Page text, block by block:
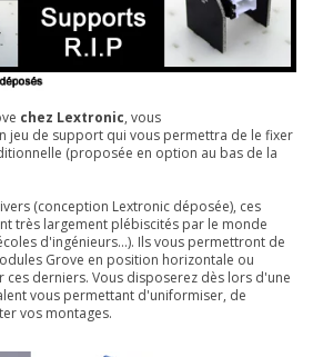
chez Lextronic, vous
jeu de support qui vous permettra de le fixer
(proposée en option au bas de la
(conception Lextronic déposée), ces
très largement plébiscités par le monde
d'ingénieurs...). Ils vous permettront de
Grove en position horizontale ou
ces derniers. Vous disposerez dès lors d'une
vous permettant d'uniformiser, de
vos montages.